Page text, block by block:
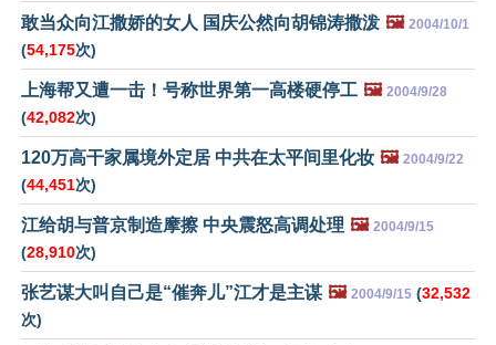
敢当众向江撒娇的女人 国庆公然向胡锦涛撒泼 🖼️ 2004/10/1
(54,175次)
上海帮又遭一击！号称世界第一高楼硬停工 🖼️ 2004/9/28
(42,082次)
120万高干家属境外定居 中共在太平间里化妆 🖼️ 2004/9/22
(44,451次)
江给胡与普京制造摩擦 中央震怒高调处理 🖼️ 2004/9/15
(28,910次)
张艺谋大叫自己是“催奔儿”江才是主谋 🖼️ 2004/9/15 (32,532
次)